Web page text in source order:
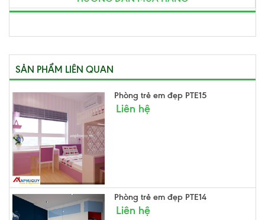
SẢN PHẨM LIÊN QUAN
Phòng trẻ em đẹp PTE15
Liên hệ
Phòng trẻ em đẹp PTE14
Liên hệ